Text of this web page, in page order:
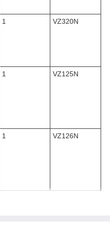
1 VZ320N
1 VZ125N
1 VZ126N